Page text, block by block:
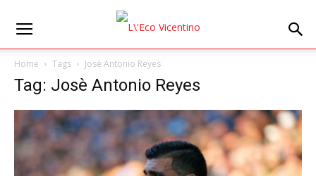
Home Tags Josè Antonio Reyes
Tag: Josè Antonio Reyes